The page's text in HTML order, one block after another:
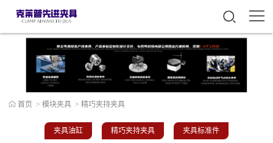
首页 > 模块夹具 > 精巧夹持夹具
夹具油缸 精巧夹持夹具 夹具标准件